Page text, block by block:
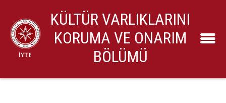
KÜLTÜR VARLIKLARINI
KORUMA VE ONARIM
BÖLÜMÜ